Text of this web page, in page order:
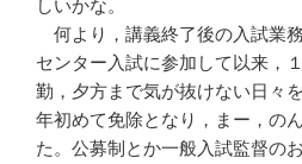
しいかな。
何より，講義終了後の入試業
センター入試に参加して以来，
勤，夕方まで気が抜けない日々
年初めて免除となり，まー，の
た。公募制とか一般入試監督の